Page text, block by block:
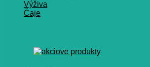
Výživa
Čaje